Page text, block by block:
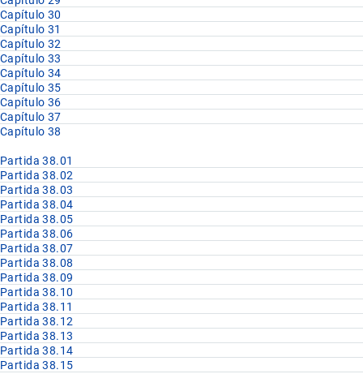
Capítulo 30
Capítulo 31
Capítulo 32
Capítulo 33
Capítulo 34
Capítulo 35
Capítulo 36
Capítulo 37
Capítulo 38
Partida 38.01
Partida 38.02
Partida 38.03
Partida 38.04
Partida 38.05
Partida 38.06
Partida 38.07
Partida 38.08
Partida 38.09
Partida 38.10
Partida 38.11
Partida 38.12
Partida 38.13
Partida 38.14
Partida 38.15